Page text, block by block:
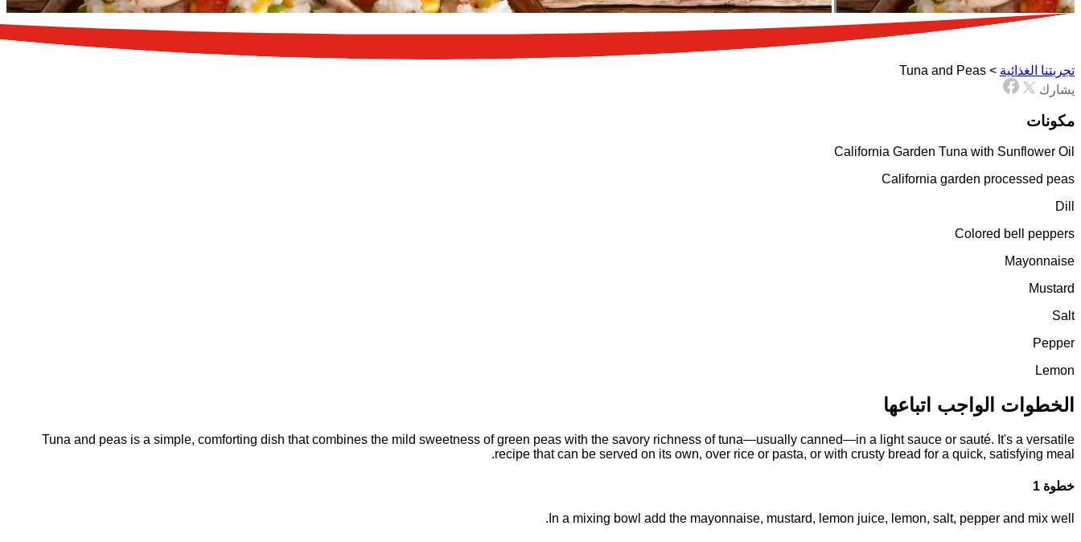
تجربتنا الغذائية >
Tuna and Peas
يشارك
مكونات
California Garden Tuna with Sunflower Oil
California garden processed peas
Dill
Colored bell peppers
Mayonnaise
Mustard
Salt
Pepper
Lemon
الخطوات الواجب اتباعها
Tuna and peas is a simple, comforting dish that combines the mild sweetness of green peas with the savory richness of tuna—usually canned—in a light sauce or sauté. It's a versatile
recipe that can be served on its own, over rice or pasta, or with crusty bread for a quick, satisfying meal.
خطوة 1
In a mixing bowl add the mayonnaise, mustard, lemon juice, lemon, salt, pepper and mix well.